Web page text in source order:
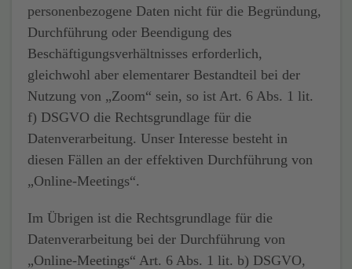
personenbezogene Daten nicht für die Begründung,
Durchführung oder Beendigung des
Beschäftigungsverhältnisses erforderlich,
gleichwohl aber elementarer Bestandteil bei der
Nutzung von „Zoom“ sein, so ist Art. 6 Abs. 1 lit.
f) DSGVO die Rechtsgrundlage für die
Datenverarbeitung. Unser Interesse besteht in
diesen Fällen an der effektiven Durchführung von
„Online-Meetings“.
Im Übrigen ist die Rechtsgrundlage für die
Datenverarbeitung bei der Durchführung von
„Online-Meetings“ Art. 6 Abs. 1 lit. b) DSGVO,